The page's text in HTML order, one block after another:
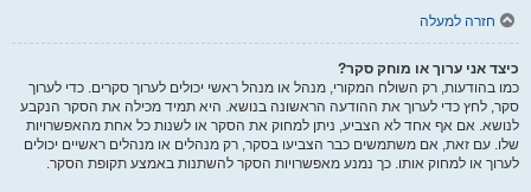
חזרה למעלה
כיצד אני ערוך או מוחק סקר?
כמו בהודעות, רק השולח המקורי, מנהל או מנהל ראשי יכולים לערוך סקרים. כדי לערוך
סקר, לחץ כדי לערוך את ההודעה הראשונה בנושא. היא תמיד מכילה את הסקר הנקבע
לנושא. אם אף אחד לא הצביע, ניתן למחוק את הסקר או לשנות כל אחת מהאפשרויות
שלו. עם זאת, אם משתמשים כבר הצביעו בסקר, רק מנהלים או מנהלים ראשיים יכולים
לערוך או למחוק אותו. כך נמנע מאפשרויות הסקר להשתנות באמצע תקופת הסקר.